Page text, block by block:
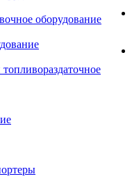
оборудование